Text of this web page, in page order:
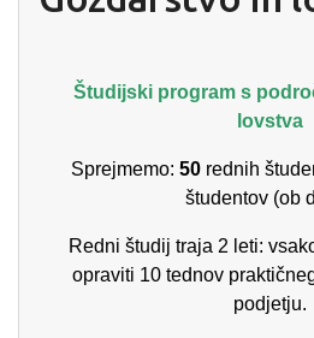
Študijski program s
lovstva
Sprejmemo: 50 rednih
študentov (ob
Redni študij traja 2 leti:
opraviti 10 tednov
podjetju.